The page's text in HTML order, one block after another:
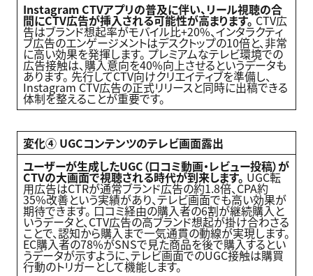
Instagram CTVアプリの普及に伴い、リール視聴の合
間にCTV広告が挿入される可能性が高まります。CTV広
告はブランド想起率がモバイル比+20%、インタラクティ
ブ広告のエンゲージメントはデスクトップの10倍と、非常
に高い効果を発揮します。 プレミアムなテレビ環境での
広告接触は、購入意向を40%向上させるというデータも
あります。 先行してCTV向けクリエイティブを準備し、
Instagram CTV広告の正式リリースと同時に出稿できる
体制を整えることが重要です。
変化④ UGCコンテンツのテレビ画面露出
ユーザーが生成したUGC（口コミ動画・レビュー投稿）が
CTVの大画面で視聴される時代が到来します。 UGC転
用広告はCTRが通常ブランド広告の約1.8倍、CPA約
35%改善という実績があり、テレビ画面でも高い効果が
期待できます。 口コミ経由の購入者の6割が継続購入と
いうデータと、CTV広告の高ブランド想起が掛け合わさる
ことで、認知から購入まで一気通貫の動線が実現します。
EC購入者の78%がSNSで見た商品を後で購入するとい
うデータが示すように、テレビ画面でのUGC接触は購買
行動のトリガーとして機能します。